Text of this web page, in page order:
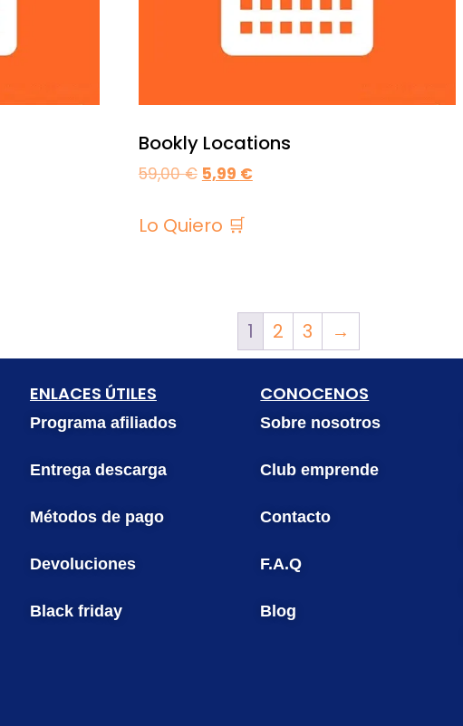
Bookly Locations
59,00€ 5,99 €
Lo Quiero 🛒
1 2 3 →
ENLACES ÚTILES
Programa afiliados
Entrega descarga
Métodos de pago
Devoluciones
Black friday
CONOCENOS
Sobre nosotros
Club emprende
Contacto
F.A.Q
Blog